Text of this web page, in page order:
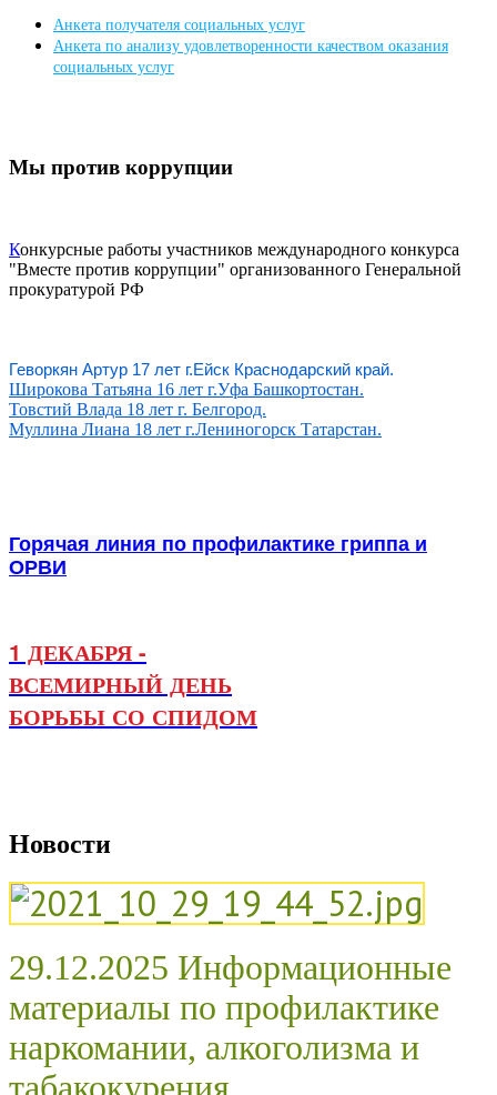
Анкета получателя социальных услуг
Анкета по анализу удовлетворенности качеством оказания
социальных услуг
Мы против коррупции
Конкурсные работы участников международного конкурса
"Вместе против коррупции" организованного Генеральной
прокуратурой РФ
Геворкян Артур 17 лет г.Ейск Краснодарский край.
Широкова Татьяна 16 лет г.Уфа Башкортостан.
Товстий Влада 18 лет г. Белгород.
Муллина Лиана 18 лет г.Лениногорск Татарстан.
Горячая линия по профилактике гриппа и
ОРВИ
1 ДЕКАБРЯ -
ВСЕМИРНЫЙ ДЕНЬ
БОРЬБЫ СО СПИДОМ
Новости
29.12.2025 Информационные
материалы по профилактике
наркомании, алкоголизма и